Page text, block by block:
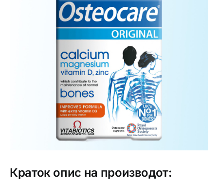
Интимно здравје
Лична хигиена
Медицински апрати
Нега на кожа
Краток опис на производот: